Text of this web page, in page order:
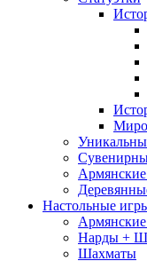
Настольные
Нарды +
Шахматы